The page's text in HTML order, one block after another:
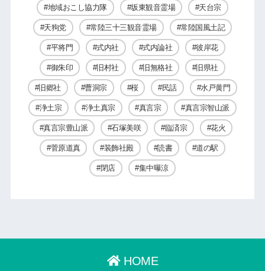
地域おこし協力隊 坂東観音霊場 天台宗
天狗党 常陸三十三観音霊場 常陸国風土記
平将門 式内社 式内論社 彼岸花
御朱印 旧村社 旧無格社 旧県社
旧郷社 曹洞宗 桜 民話 水戸黄門
浄土宗 浄土真宗 真言宗 真言宗智山派
真言宗豊山派 石塚美咲 臨済宗 花火
菅原道真 装飾社殿 読書 道の駅
閉店 集中曝涼
HOME